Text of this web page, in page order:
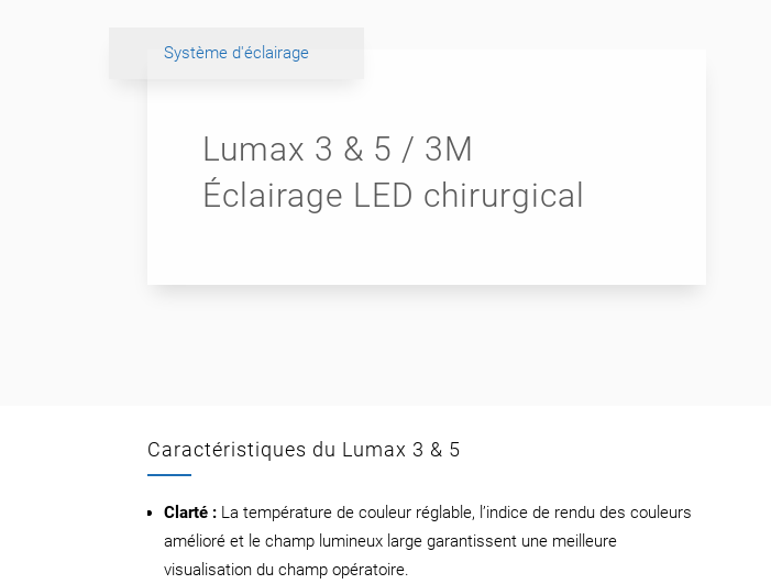
Système d'éclairage
Lumax 3 & 5 / 3M
Éclairage LED chirurgical
Caractéristiques du Lumax 3 & 5
Clarté : La température de couleur réglable, l’indice de rendu des couleurs
amélioré et le champ lumineux large garantissent une meilleure
visualisation du champ opératoire.